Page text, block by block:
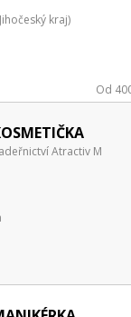
kraj)
Od
Atractiv M